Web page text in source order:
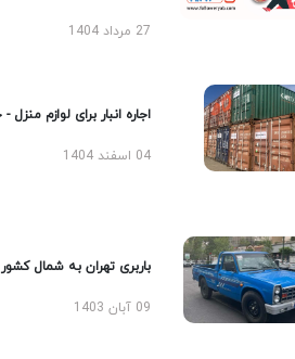
27 مرداد 1404
اجاره انبار برای لوازم منزل -
04 اسفند 1404
باربری تهران به شمال کشور
09 آبان 1403